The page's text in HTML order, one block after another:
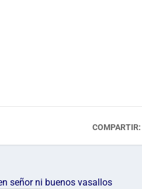
COMPARTIR:
señor ni buenos vasallos